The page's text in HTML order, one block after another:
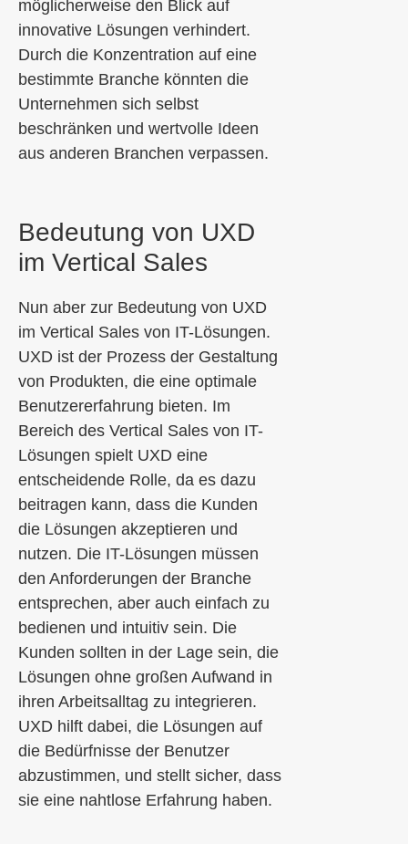
möglicherweise den Blick auf
innovative Lösungen verhindert.
Durch die Konzentration auf eine
bestimmte Branche könnten die
Unternehmen sich selbst
beschränken und wertvolle Ideen
aus anderen Branchen verpassen.
Bedeutung von UXD
im Vertical Sales
Nun aber zur Bedeutung von UXD
im Vertical Sales von IT-Lösungen.
UXD ist der Prozess der Gestaltung
von Produkten, die eine optimale
Benutzererfahrung bieten. Im
Bereich des Vertical Sales von IT-
Lösungen spielt UXD eine
entscheidende Rolle, da es dazu
beitragen kann, dass die Kunden
die Lösungen akzeptieren und
nutzen. Die IT-Lösungen müssen
den Anforderungen der Branche
entsprechen, aber auch einfach zu
bedienen und intuitiv sein. Die
Kunden sollten in der Lage sein, die
Lösungen ohne großen Aufwand in
ihren Arbeitsalltag zu integrieren.
UXD hilft dabei, die Lösungen auf
die Bedürfnisse der Benutzer
abzustimmen, und stellt sicher, dass
sie eine nahtlose Erfahrung haben.